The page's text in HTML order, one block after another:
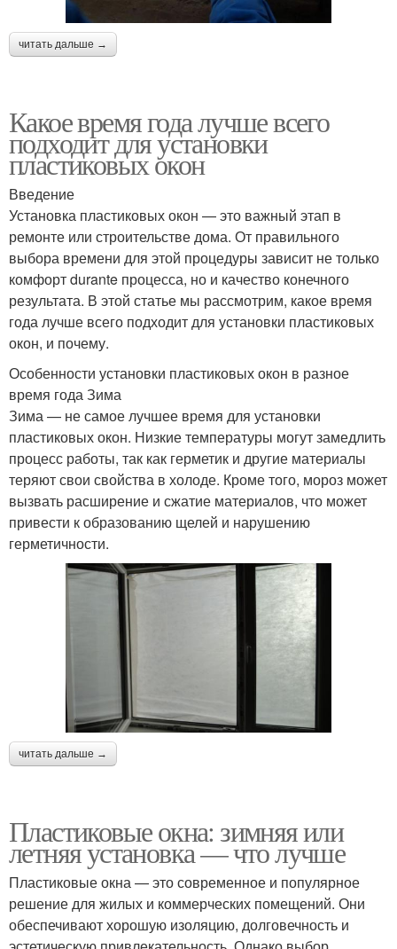
читать дальше →
Какое время года лучше всего
подходит для установки
пластиковых окон
Введение
Установка пластиковых окон — это важный этап в
ремонте или строительстве дома. От правильного
выбора времени для этой процедуры зависит не только
комфорт durante процесса, но и качество конечного
результата. В этой статье мы рассмотрим, какое время
года лучше всего подходит для установки пластиковых
окон, и почему.
Особенности установки пластиковых окон в разное
время года Зима
Зима — не самое лучшее время для установки
пластиковых окон. Низкие температуры могут замедлить
процесс работы, так как герметик и другие материалы
теряют свои свойства в холоде. Кроме того, мороз может
вызвать расширение и сжатие материалов, что может
привести к образованию щелей и нарушению
герметичности.
читать дальше →
Пластиковые окна: зимняя или
летняя установка — что лучше
Пластиковые окна — это современное и популярное
решение для жилых и коммерческих помещений. Они
обеспечивают хорошую изоляцию, долговечность и